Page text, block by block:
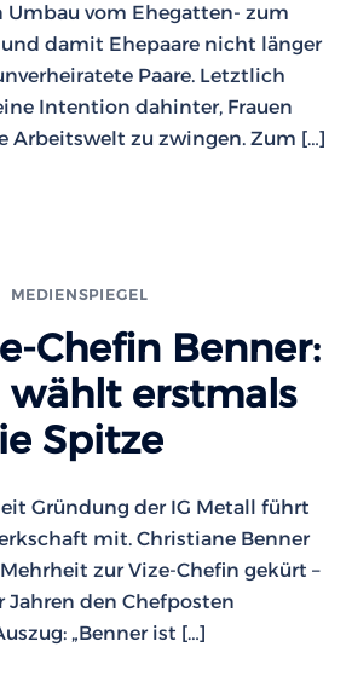
Umbau vom Ehegatten- zum
damit Ehepaare nicht länger
Paare. Letztlich
Intention dahinter, Frauen
Arbeitswelt zu zwingen. Zum […]
MEDIENSPIEGEL
Chefin Benner:
wählt erstmals
Spitze
Gründung der IG Metall führt
mit. Christiane Benner
zur Vize-Chefin gekürt –
den Chefposten
„Benner ist […]